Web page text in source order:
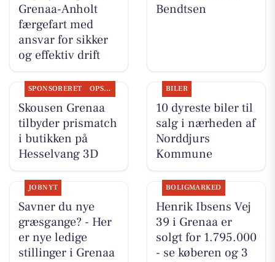
Grenaa-Anholt
færgefart med
ansvar for sikker
og effektiv drift
Bendtsen
SPONSORERET OPSLAGSTAVLEN
Skousen Grenaa
tilbyder prismatch
i butikken på
Hesselvang 3D
BILER
10 dyreste biler til
salg i nærheden af
Norddjurs
Kommune
JOBNYT
Savner du nye
græsgange? - Her
er nye ledige
stillinger i Grenaa
BOLIGMARKED
Henrik Ibsens Vej
39 i Grenaa er
solgt for 1.795.000
- se køberen og 3